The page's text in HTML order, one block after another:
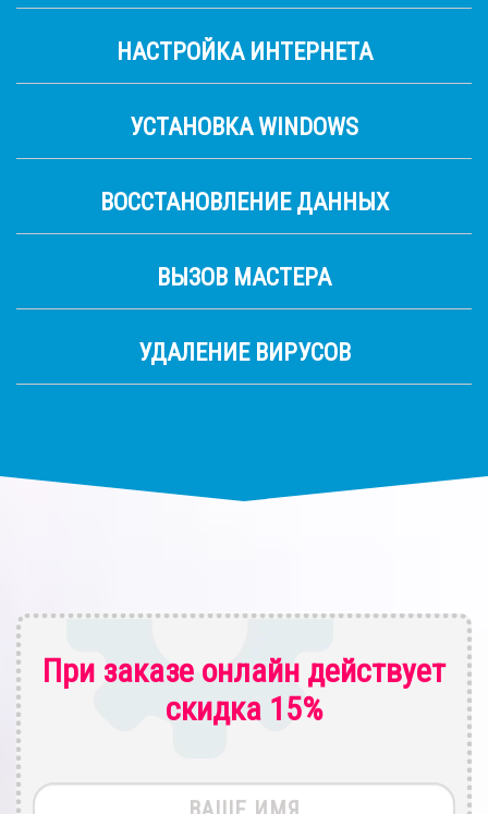
НАСТРОЙКА ИНТЕРНЕТА
УСТАНОВКА WINDOWS
ВОССТАНОВЛЕНИЕ ДАННЫХ
ВЫЗОВ МАСТЕРА
УДАЛЕНИЕ ВИРУСОВ
При заказе онлайн действует
скидка 15%